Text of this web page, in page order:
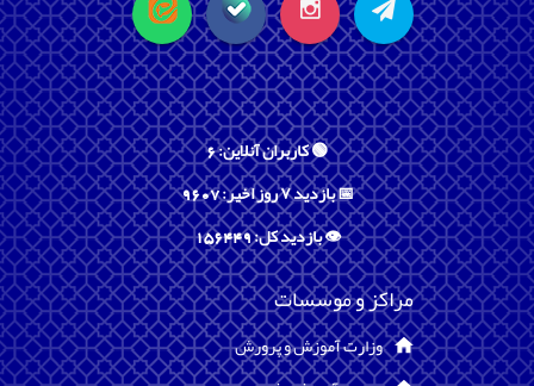
🟢 کاربران آنلاین: 6
📅 بازدید ۷ روز اخیر: 9607
👁️ بازدید کل: 156449
مراکز و موسسات
وزارت آموزش و پرورش